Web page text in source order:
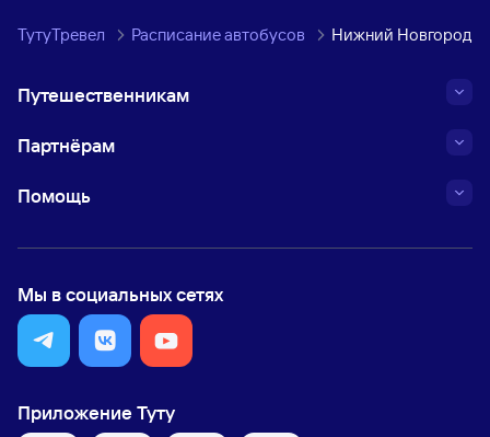
ТутуТревел Расписание автобусов Нижний Новгород
Путешественникам
Партнёрам
Помощь
Мы в социальных сетях
Приложение Туту